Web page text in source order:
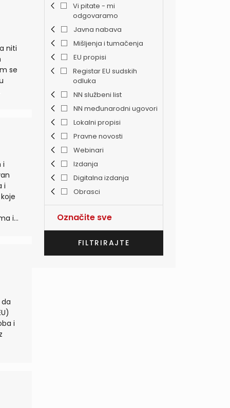
se
i
i
Vi pitate - mi
odgovaramo
Javna nabava
Mišljenja i tumačenja
EU propisi
Registar EU sudskih
odluka
NN službeni list
NN međunarodni ugovori
Lokalni propisi
Pravne novosti
Webinari
Izdanja
Digitalna izdanja
Obrasci
Označite sve